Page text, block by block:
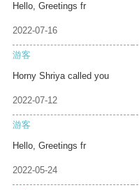
Hello, Greetings fr
2022-07-16
游客
Horny Shriya called you
2022-07-12
游客
Hello, Greetings fr
2022-05-24